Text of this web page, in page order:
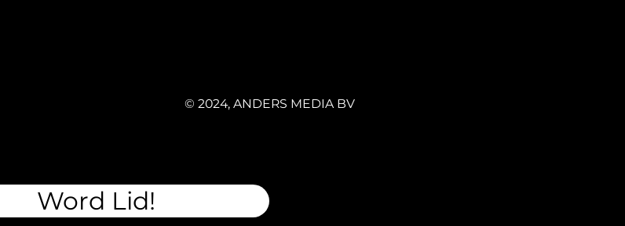
© 2024, ANDERS MEDIA BV
Word Lid!